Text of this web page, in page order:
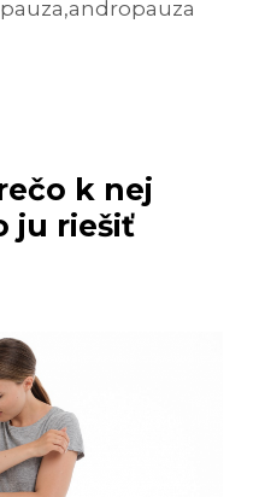
,andropauza
k nej
ju riešiť